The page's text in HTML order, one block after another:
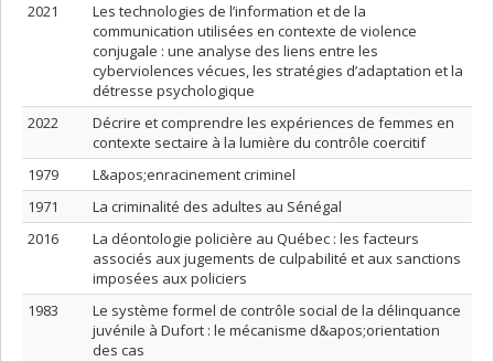
2021
Les technologies de l’information et de la
communication utilisées en contexte de violence
conjugale : une analyse des liens entre les
cyberviolences vécues, les stratégies d’adaptation et la
détresse psychologique
2022
Décrire et comprendre les expériences de femmes en
contexte sectaire à la lumière du contrôle coercitif
1979
L&apos;enracinement criminel
1971
La criminalité des adultes au Sénégal
2016
La déontologie policière au Québec : les facteurs
associés aux jugements de culpabilité et aux sanctions
imposées aux policiers
1983
Le système formel de contrôle social de la délinquance
juvénile à Dufort : le mécanisme d&apos;orientation
des cas